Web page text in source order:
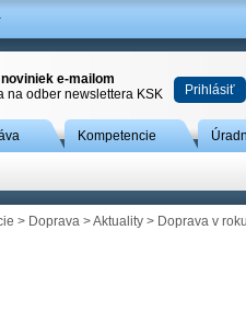
e-mailom
na odber newslettera KSK
Prihlásiť
Kompetencie
> Doprava >Aktuality > Doprava v